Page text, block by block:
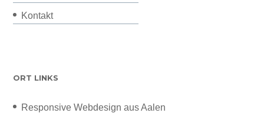
Kontakt
ORT LINKS
Responsive Webdesign aus Aalen